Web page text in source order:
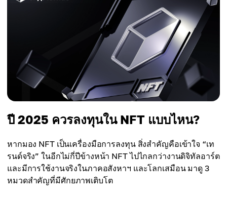
ปี 2025 ควรลงทุนใน NFT แบบไหน?
หากมอง NFT เป็นเครื่องมือการลงทุน สิ่งสำคัญคือเข้าใจ “เท
รนด์จริง” ในอีกไม่กี่ปีข้างหน้า NFT ไปไกลกว่างานดิจิทัลอาร์ต
และมีการใช้งานจริงในภาคอสังหาฯ และโลกเสมือน มาดู 3
หมวดสำคัญที่มีศักยภาพเติบโต